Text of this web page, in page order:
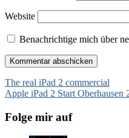
Website
Benachrichtige mich über
Beitragsnavigation
The real iPad 2 commercial
Apple iPad 2 Start Oberhausen
Folge mir auf